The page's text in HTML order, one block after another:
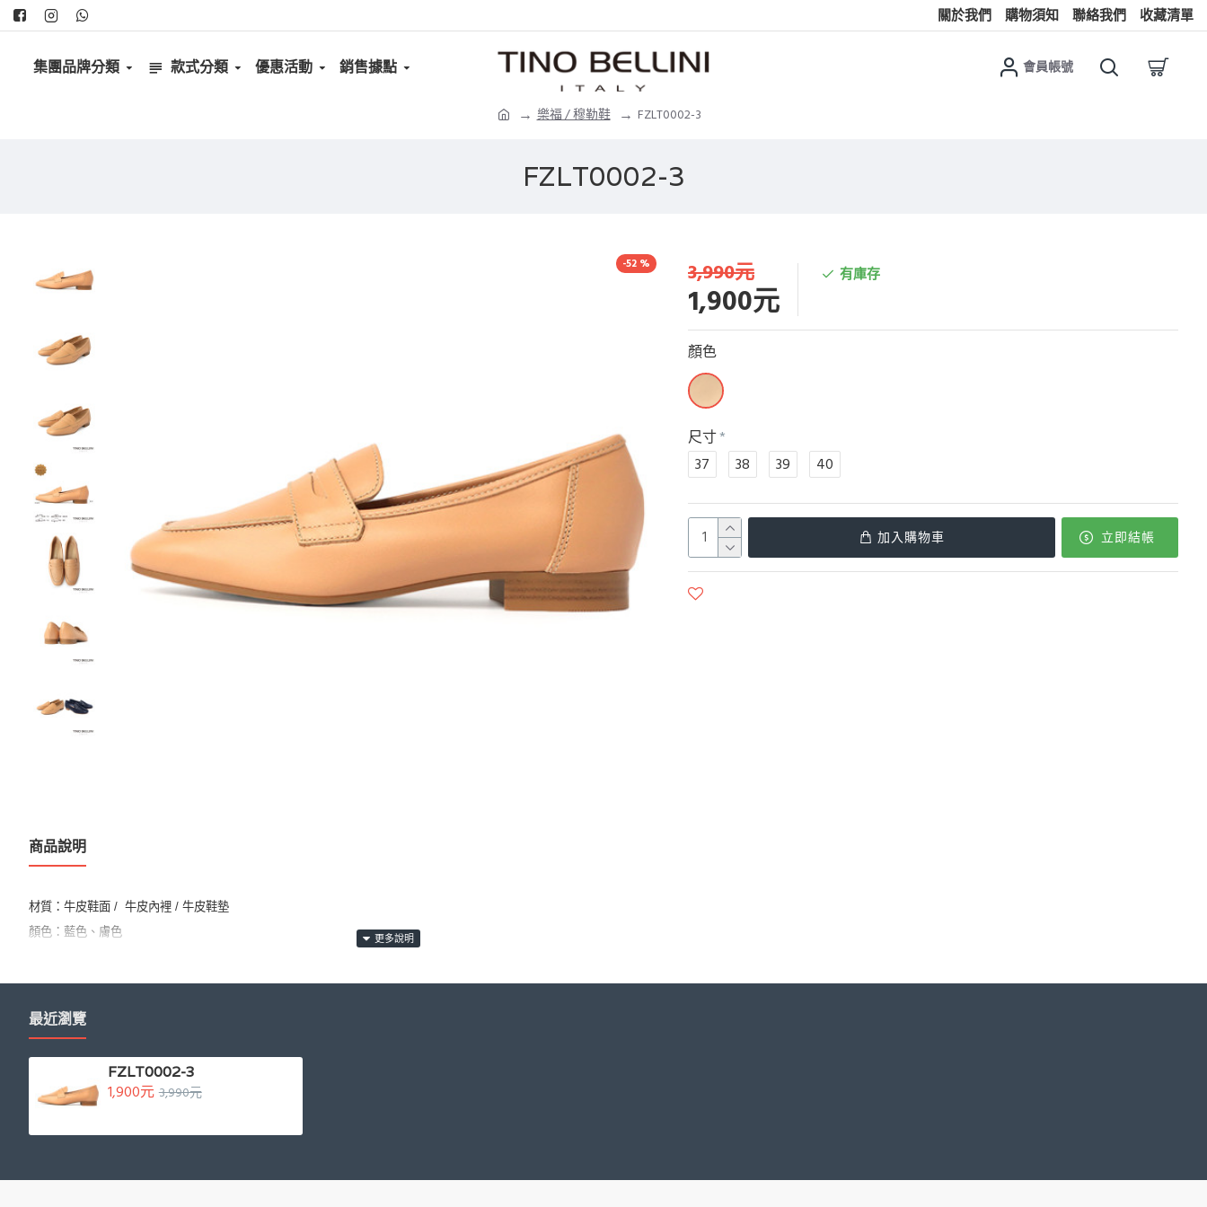
關於我們 購物須知 聯絡我們 收藏清單
集團品牌分類 款式分類 優惠活動 銷售據點 會員帳號
樂福 / 穆勒鞋 FZLT0002-3
FZLT0002-3
-52 %
1,900元
3,990元 有庫存
顏色
尺寸
37
38 39 40
加入購物車 立即結帳
商品說明
材質：牛皮鞋面 /  牛皮內裡 / 牛皮鞋墊
顏色：藍色、膚色
產地：義大利 MADE IN ITALY
最近瀏覽
FZLT0002-3
1,900元 3,990元